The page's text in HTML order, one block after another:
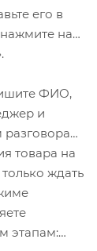
его в
на
ФИО,
и
разговора
товара на
ждать
этапам: